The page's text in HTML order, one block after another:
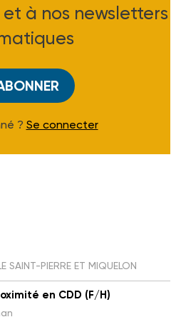
à nos newsletters
? Se connecter
SAINT-PIERRE ET MIQUELON
en CDD (F/H)